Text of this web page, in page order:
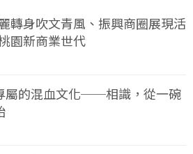
轉身吹文青風、振興商圈展現活
園新商業世代
屬的混血文化──相識，從一碗